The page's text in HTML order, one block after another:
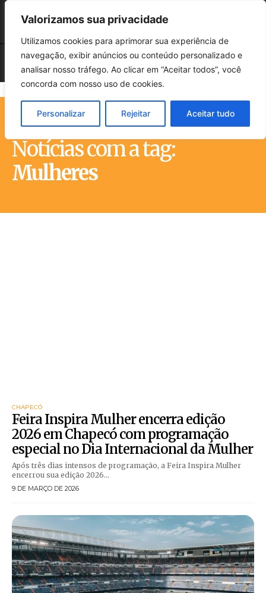
Valorizamos sua privacidade
Utilizamos cookies para aprimorar sua experiência de
navegação, exibir anúncios ou conteúdo personalizado e
analisar nosso tráfego. Ao clicar em “Aceitar todos”, você
concorda com nosso uso de cookies.
Personalizar Rejeitar Aceitar tudo
Notícias com a tag:
Mulheres
CHAPECÓ
Feira Inspira Mulher encerra edição
2026 em Chapecó com programação
especial no Dia Internacional da Mulher
Após três dias intensos de programação, a Feira Inspira Mulher
encerrou sua edição 2026...
9 DE MARÇO DE 2026